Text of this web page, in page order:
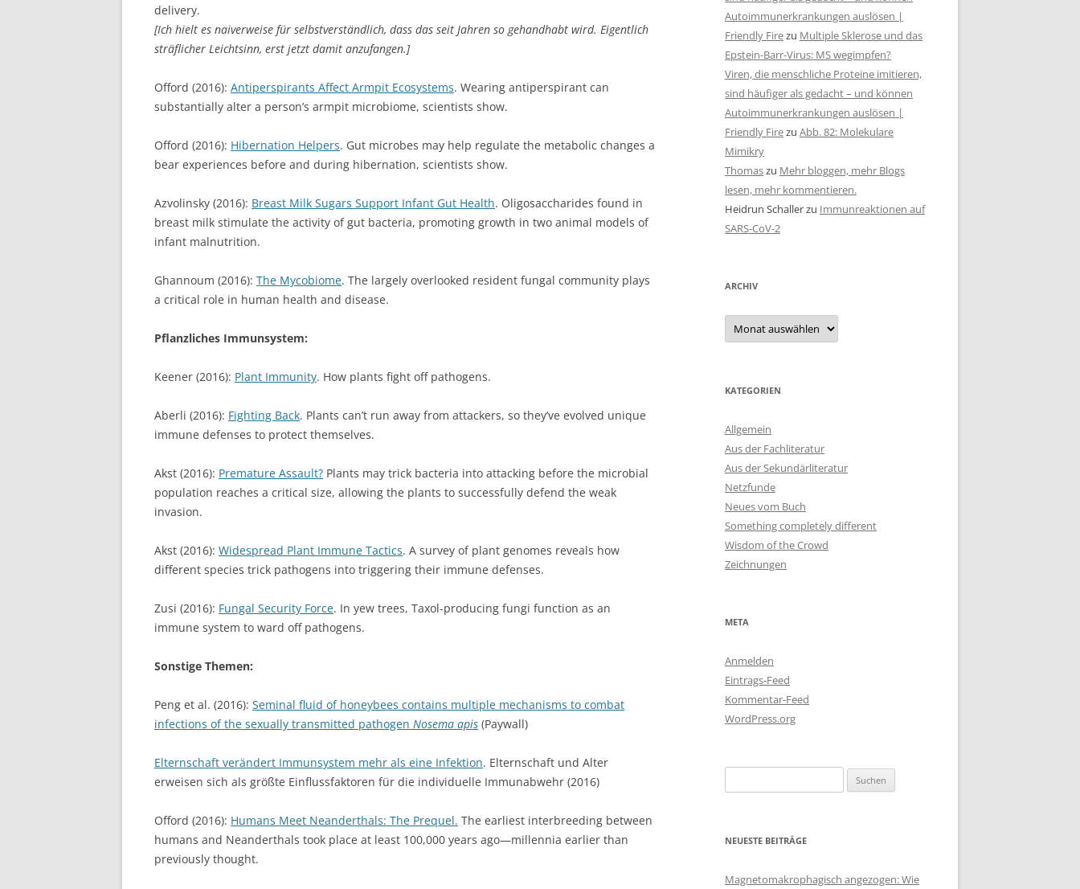
delivery.
[Ich hielt es naiverweise für selbstverständlich, dass das seit Jahren so gehandhabt wird. Eigentlich
sträflicher Leichtsinn, erst jetzt damit anzufangen.]
Offord (2016): Antiperspirants Affect Armpit Ecosystems. Wearing antiperspirant can
substantially alter a person’s armpit microbiome, scientists show.
Offord (2016): Hibernation Helpers. Gut microbes may help regulate the metabolic changes a
bear experiences before and during hibernation, scientists show.
Azvolinsky (2016): Breast Milk Sugars Support Infant Gut Health. Oligosaccharides found in
breast milk stimulate the activity of gut bacteria, promoting growth in two animal models of
infant malnutrition.
Ghannoum (2016): The Mycobiome. The largely overlooked resident fungal community plays
a critical role in human health and disease.
Pflanzliches Immunsystem:
Keener (2016): Plant Immunity. How plants fight off pathogens.
Aberli (2016): Fighting Back. Plants can’t run away from attackers, so they’ve evolved unique
immune defenses to protect themselves.
Akst (2016): Premature Assault? Plants may trick bacteria into attacking before the microbial
population reaches a critical size, allowing the plants to successfully defend the weak
invasion.
Akst (2016): Widespread Plant Immune Tactics. A survey of plant genomes reveals how
different species trick pathogens into triggering their immune defenses.
Zusi (2016): Fungal Security Force. In yew trees, Taxol-producing fungi function as an
immune system to ward off pathogens.
Sonstige Themen:
Peng et al. (2016): Seminal fluid of honeybees contains multiple mechanisms to combat
infections of the sexually transmitted pathogen Nosema apis (Paywall)
Elternschaft verändert Immunsystem mehr als eine Infektion. Elternschaft und Alter
erweisen sich als größte Einflussfaktoren für die individuelle Immunabwehr (2016)
Offord (2016): Humans Meet Neanderthals: The Prequel. The earliest interbreeding between
humans and Neanderthals took place at least 100,000 years ago—millennia earlier than
previously thought.
Autoimmunerkrankungen auslösen |
Friendly Firezu Multiple Sklerose und das
Epstein-Barr-Virus: MS wegimpfen?
Viren, die menschliche Proteine imitieren,
sind häufiger als gedacht – und können
Autoimmunerkrankungen auslösen |
Friendly Firezu Abb. 82: Molekulare
Mimikry
Thomaszu Mehr bloggen, mehr Blogs
lesen, mehr kommentieren.
Heidrun Schallerzu Immunreaktionen auf
SARS-CoV-2
ARCHIV
Archiv
KATEGORIEN
Allgemein
Aus der Fachliteratur
Aus der Sekundärliteratur
Netzfunde
Neues vom Buch
Something completely different
Wisdom of the Crowd
Zeichnungen
META
Anmelden
Eintrags-Feed
Kommentar-Feed
WordPress.org
nach:
NEUESTE BEITRÄGE
Magnetomakrophagisch angezogen: Wie